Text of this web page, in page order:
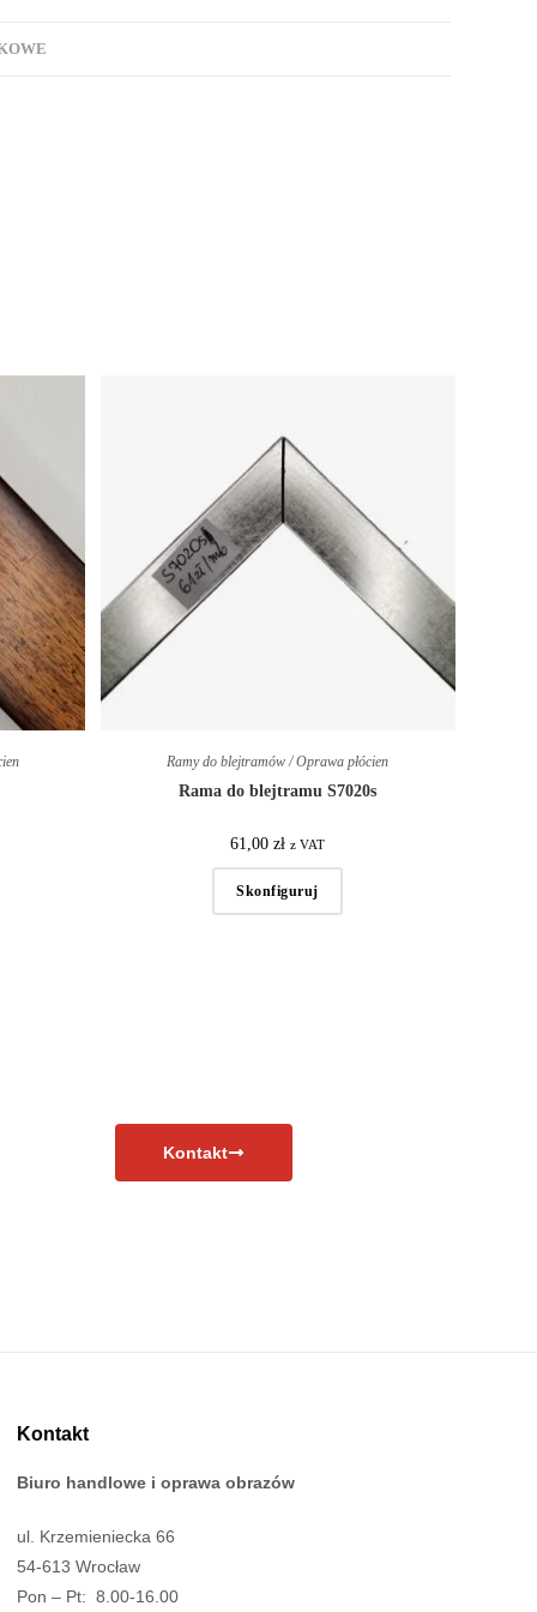
Ramy do blejtramów / Oprawa płócien
Rama do blejtramu S7020s
61,00zł z VAT
Skonfiguruj
Kontakt
Kontakt
Biuro handlowe i oprawa obrazów
ul. Krzemieniecka 66
54-613 Wrocław
Pon – Pt: 8.00-16.00